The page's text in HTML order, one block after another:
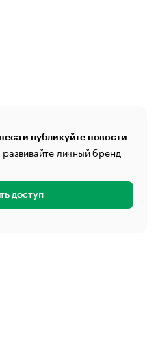
и публикуйте новости
личный бренд
доступ